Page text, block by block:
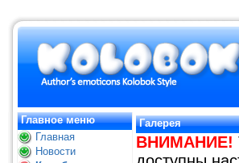
Главное меню
Главная
Новости
Галерея
ВНИМАНИЕ!